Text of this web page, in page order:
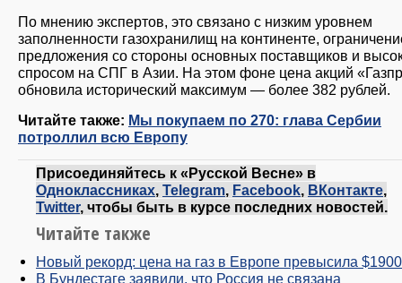
По мнению экспертов, это связано с низким уровнем
заполненности газохранилищ на континенте,
предложения со стороны основных поставщиков и
спросом на СПГ в Азии. На этом фоне цена акций
обновила исторический максимум — более 382 рублей.
Читайте также: Мы покупаем по 270: глава Сербии
потроллил всю Европу
Присоединяйтесь к «Русской Весне» в
Одноклассниках, Telegram, Facebook, ВКонтакте,
Twitter, чтобы быть в курсе последних новостей.
Читайте также
Новый рекорд: цена на газ в Европе превысила
В Бундестаге заявили, что Россия не связана